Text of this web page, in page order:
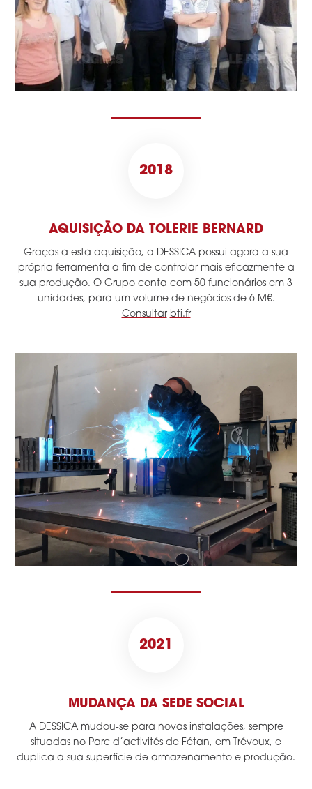
2018
AQUISIÇÃO DA TOLERIE BERNARD
Graças a esta aquisição, a DESSICA possui agora a sua
própria ferramenta a fim de controlar mais eficazmente a
sua produção. O Grupo conta com 50 funcionários em 3
unidades, para um volume de negócios de 6 M€.
Consultar bti.fr
2021
MUDANÇA DA SEDE SOCIAL
A DESSICA mudou-se para novas instalações, sempre
situadas no Parc d’activités de Fétan, em Trévoux, e
duplica a sua superfície de armazenamento e produção.